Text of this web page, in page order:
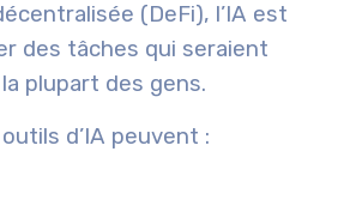
(DeFi), l’IA est
des tâches qui seraient
plupart des gens.
d’IA peuvent :